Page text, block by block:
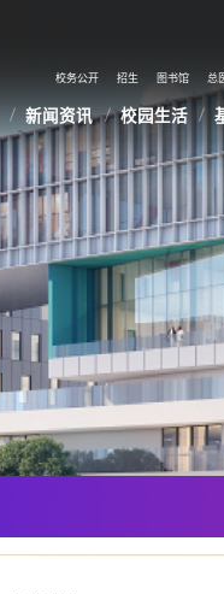
校务公开 招生 图书馆 总
新闻资讯 校园生活